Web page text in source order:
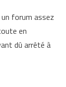
forum assez
en
dû arrêté à